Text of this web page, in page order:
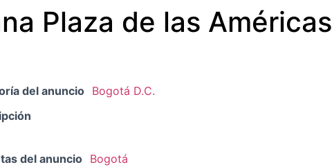
Plaza de las Américas
del anuncio Bogotá D.C.
del anuncio Bogotá